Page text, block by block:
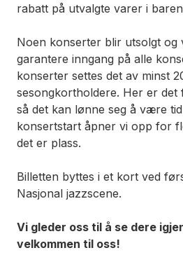
rabatt på utvalgte varer i
Noen konserter blir utsolgt og
garantere inngang på alle
konserter settes det av minst
sesongkortholdere. Her er det
så det kan lønne seg å være
konsertstart åpner vi opp for
det er plass.
Billetten byttes i et kort ved
Nasjonal jazzscene.
Vi gleder oss til å se dere
velkommen til oss!